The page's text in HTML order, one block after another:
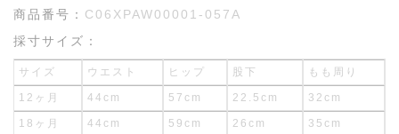
商品番号： C06XPAW00001-057A
採寸サイズ：
サイズ ウエスト ヒップ 股下 もも周り
12ヶ月 44cm 57cm 22.5cm 32cm
18ヶ月 44cm 59cm 26cm 35cm